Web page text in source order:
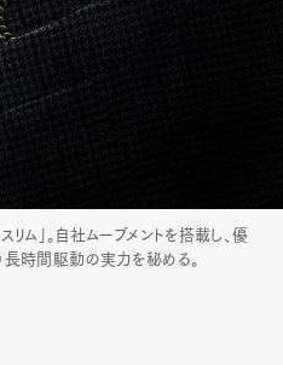
ム」。自社ムーブメントを搭載し、優
長時間駆動の実力を秘める。